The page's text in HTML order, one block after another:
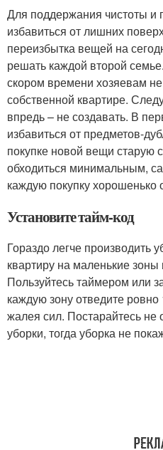
Для поддержания чистоты и
избавиться от лишних
переизбытка вещей на
решать каждой второй
скором времени хозяевам
собственной квартире.
впредь – не создавать. В
избавиться от предметов-
покупке новой вещи старую
обходиться минимальным,
каждую покупку хорошенько
Установите тайм-код
Гораздо легче производить
квартиру на маленькие зоны
Пользуйтесь таймером или
каждую зону отведите
жалея сил. Постарайтесь не
уборки, тогда уборка не